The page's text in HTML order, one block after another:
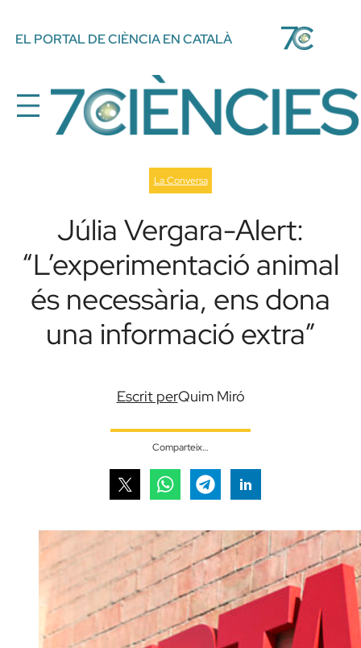
EL PORTAL DE CIÈNCIA EN CATALÀ
La Conversa
Júlia Vergara-Alert:
“L’experimentació animal
és necessària, ens dona
una informació extra”
Escrit perQuim Miró
Comparteix…